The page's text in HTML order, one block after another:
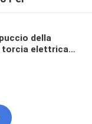
della
torcia elettrica